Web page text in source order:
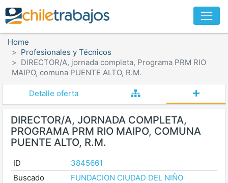
Home
Profesionales y Técnicos
DIRECTOR/A, jornada completa, Programa PRM RIO
MAIPO, comuna PUENTE ALTO, R.M.
Detalle oferta
DIRECTOR/A, JORNADA COMPLETA,
PROGRAMA PRM RIO MAIPO, COMUNA
PUENTE ALTO, R.M.
ID
3845661
Buscado
FUNDACION CIUDAD DEL NIÑO